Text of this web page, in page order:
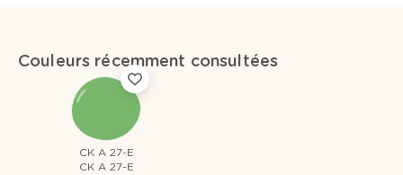
Couleurs récemment consultées
CK A 27-E
CK A 27-E